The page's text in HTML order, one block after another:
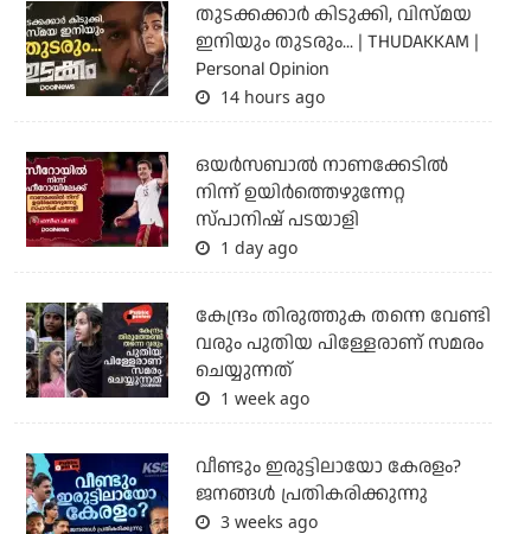
തുടക്കക്കാര്‍ കിടുക്കി, വിസ്മയ
ഇനിയും തുടരും... | THUDAKKAM |
Personal Opinion
14 hours ago
ഒയര്‍സബാൽ നാണക്കേടിൽ
നിന്ന് ഉയിർത്തെഴുന്നേറ്റ
സ്പാനിഷ് പടയാളി
1 day ago
കേന്ദ്രം തിരുത്തുക തന്നെ വേണ്ടി
വരും പുതിയ പിള്ളേരാണ് സമരം
ചെയ്യുന്നത്
1 week ago
വീണ്ടും ഇരുട്ടിലായോ കേരളം?
ജനങ്ങൾ പ്രതികരിക്കുന്നു
3 weeks ago